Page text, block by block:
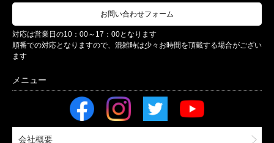
お問い合わせフォーム
対応は営業日の10：00～17：00となります
順番での対応となりますので、混雑時は少々お時間を頂戴する場合がござい
ます
会社概要